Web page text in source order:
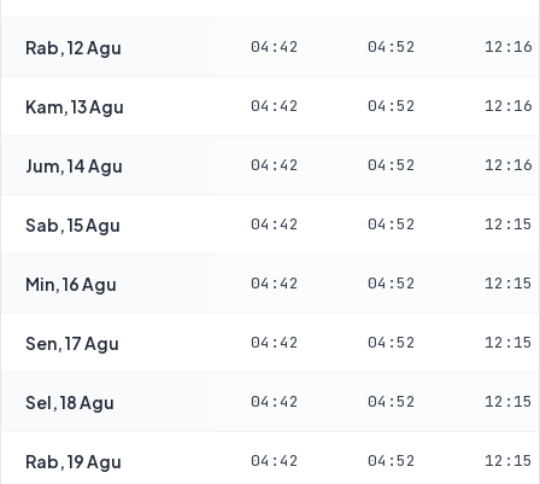
Rab, 12 Agu 04:42 04:52 12:16
Kam, 13 Agu 04:42 04:52 12:16
Jum, 14 Agu 04:42 04:52 12:16
Sab, 15 Agu 04:42 04:52 12:15
Min, 16 Agu 04:42 04:52 12:15
Sen, 17 Agu 04:42 04:52 12:15
Sel, 18 Agu 04:42 04:52 12:15
Rab, 19 Agu 04:42 04:52 12:15